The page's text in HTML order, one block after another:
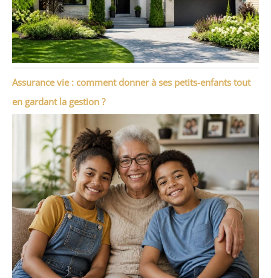
Assurance vie : comment donner à ses petits-enfants tout
en gardant la gestion ?